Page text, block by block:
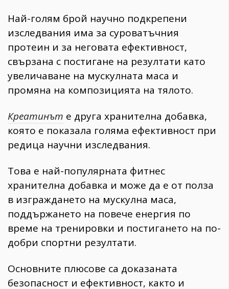
Най-голям брой научно подкрепени
изследвания има за суроватъчния
протеин и за неговата ефективност,
свързана с постигане на резултати като
увеличаване на мускулната маса и
промяна на композицията на тялото.
Креатинът е друга хранителна добавка,
която е показала голяма ефективност при
редица научни изследвания.
Това е най-популярната фитнес
хранителна добавка и може да е от полза
в изграждането на мускулна маса,
поддържането на повече енергия по
време на тренировки и постигането на по-
добри спортни резултати.
Основните плюсове са доказаната
безопасност и ефективност, както и